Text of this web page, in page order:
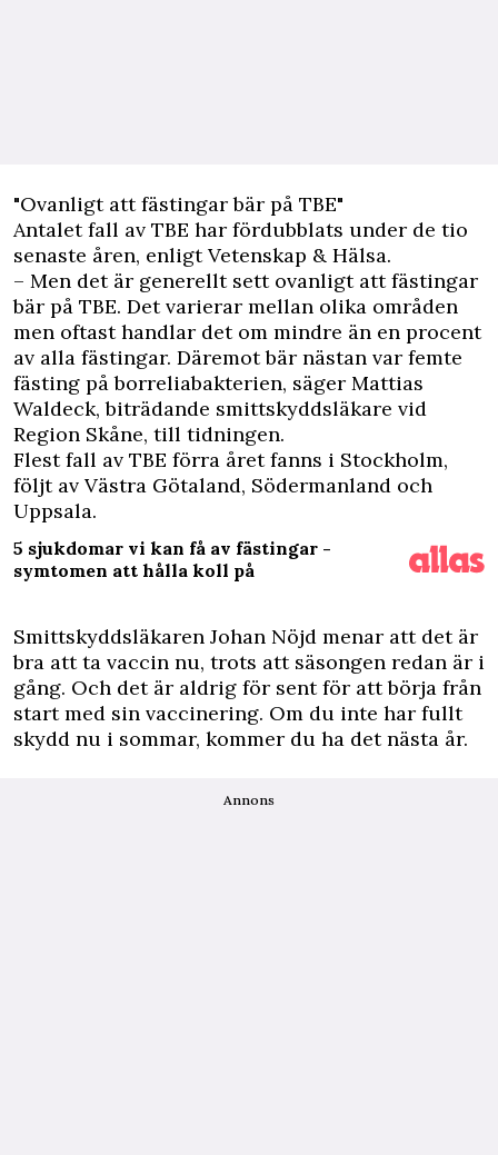
"Ovanligt att fästingar bär på TBE"
Antalet fall av TBE har fördubblats under de tio
senaste åren, enligtVetenskap & Hälsa.
– Men det är generellt sett ovanligt att fästingar
bär på TBE. Det varierar mellan olika områden
men oftast handlar det om mindre än en procent
av alla fästingar. Däremot bär nästan var femte
fästing på borreliabakterien, säger Mattias
Waldeck, biträdande smittskyddsläkare vid
Region Skåne, till tidningen.
Flest fall av TBE förra året fanns i Stockholm,
följt av Västra Götaland, Södermanland och
Uppsala.
5 sjukdomar vi kan få av fästingar -
symtomen att hålla koll på
Smittskyddsläkaren Johan Nöjd menar att det är
bra att ta vaccin nu, trots att säsongen redan är i
gång. Och det är aldrig för sent för att börja från
start med sin vaccinering. Om du inte har fullt
skydd nu i sommar, kommer du ha det nästa år.
Annons